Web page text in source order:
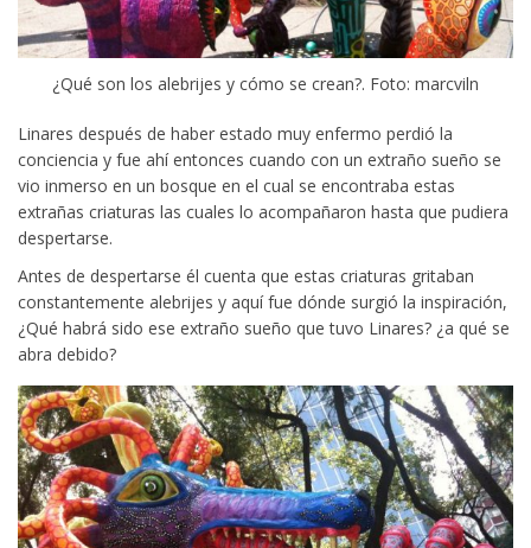
¿Qué son los alebrijes y cómo se crean?. Foto: marcviln
Linares después de haber estado muy enfermo perdió la
conciencia y fue ahí entonces cuando con un extraño sueño se
vio inmerso en un bosque en el cual se encontraba estas
extrañas criaturas las cuales lo acompañaron hasta que pudiera
despertarse.
Antes de despertarse él cuenta que estas criaturas gritaban
constantemente alebrijes y aquí fue dónde surgió la inspiración,
¿Qué habrá sido ese extraño sueño que tuvo Linares? ¿a qué se
abra debido?